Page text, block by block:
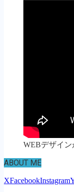
WEBデザイ
ABOUT ME
XFacebookInstagram